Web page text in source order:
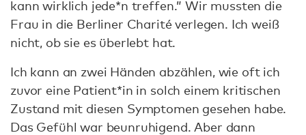
kann wirklich jede*n treffen.” Wir mussten die
Frau in die Berliner Charité verlegen. Ich weiß
nicht, ob sie es überlebt hat.
Ich kann an zwei Händen abzählen, wie oft ich
zuvor eine Patient*in in solch einem kritischen
Zustand mit diesen Symptomen gesehen habe.
Das Gefühl war beunruhigend. Aber dann